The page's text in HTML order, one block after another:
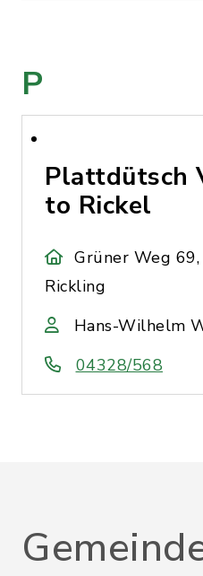
P
Plattdütsch
to Rickel
Grüner Weg
Rickling
Hans-Wilhelm
04328/568